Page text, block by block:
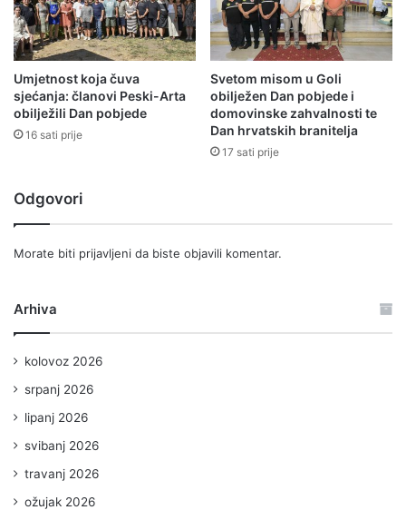
Umjetnost koja čuva
sjećanja: članovi Peski-Arta
obilježili Dan pobjede
16 sati prije
Svetom misom u Goli
obilježen Dan pobjede i
domovinske zahvalnosti te
Dan hrvatskih branitelja
17 sati prije
Odgovori
Morate biti prijavljeni da biste objavili komentar.
Arhiva
kolovoz 2026
srpanj 2026
lipanj 2026
svibanj 2026
travanj 2026
ožujak 2026